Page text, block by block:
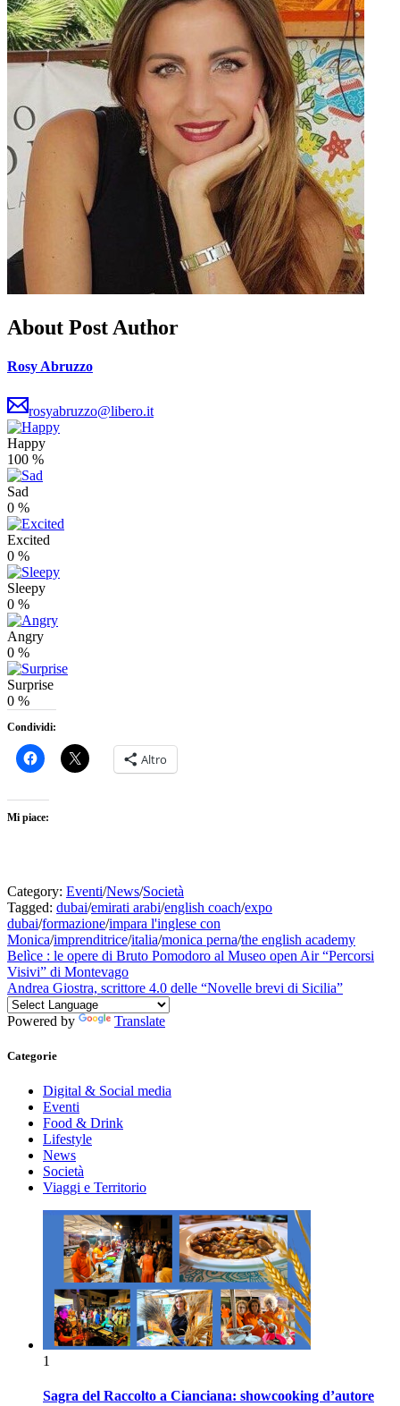
About Post Author
Rosy Abruzzo
rosyabruzzo@libero.it
Happy
100 %
Sad
0 %
Excited
0 %
Sleepy
0 %
Angry
0 %
Surprise
0 %
Condividi:
Altro
Mi piace:
Category: Eventi/News/Società
Tagged: dubai/emirati arabi/english coach/expo
dubai/formazione/impara l'inglese con
Monica/imprenditrice/italia/monica perna/the english academy
Navigazione
articoli
Previous
post:
Belìce : le opere di Bruto Pomodoro al Museo open Air “Percorsi
Visivi” di Montevago
Next
post:
Andrea Giostra, scrittore 4.0 delle “Novelle brevi di Sicilia”
Powered by Translate
Categorie
Digital & Social media
Eventi
Food & Drink
Lifestyle
News
Società
Viaggi e Territorio
1
Sagra del Raccolto a Cianciana: showcooking d’autore